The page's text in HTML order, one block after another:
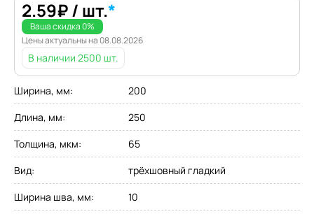
2.59₽/ шт.*
Ваша скидка0%
Цены актуальны на 08.08.2026
В наличии 2500 шт.
Ширина, мм:
200
Длина, мм:
250
Толщина, мкм:
65
Вид:
трёхшовный гладкий
Ширина шва, мм:
10